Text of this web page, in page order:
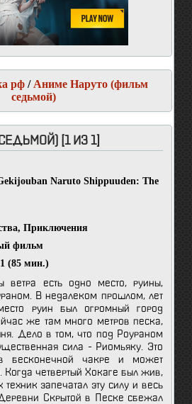
рф / Аниме Наруто (фильм
седьмой)
[1 ИЗ 1]
Naruto Shippuuden: The
, Приключения
фильм
1 (85 мин.)
ветра есть одно место, руины,
В недалеком прошлом, лет
руин был огромный город
же там много метров песка,
Дело в том, что под Роураном
сила - Риомьяку. Это
бесконечной чакре и может
Когда четвертый Хокаге был жив,
запечатал эту силу и весь
Скрытой в Песке сбежал